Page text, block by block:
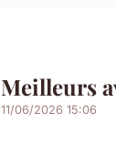
Meilleurs
11/06/2026 15:06